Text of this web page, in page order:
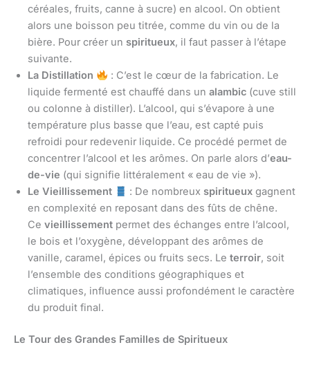
céréales, fruits, canne à sucre) en alcool. On obtient
alors une boisson peu titrée, comme du vin ou de la
bière. Pour créer un spiritueux, il faut passer à l’étape
suivante.
La Distillation
: C’est le cœur de la fabrication. Le
liquide fermenté est chauffé dans un alambic (cuve still
ou colonne à distiller). L’alcool, qui s’évapore à une
température plus basse que l’eau, est capté puis
refroidi pour redevenir liquide. Ce procédé permet de
concentrer l’alcool et les arômes. On parle alors d’eau-
de-vie (qui signifie littéralement « eau de vie »).
Le Vieillissement
: De nombreux spiritueuxgagnent
en complexité en reposant dans des fûts de chêne.
Ce vieillissement permet des échanges entre l’alcool,
le bois et l’oxygène, développant des arômes de
vanille, caramel, épices ou fruits secs. Le terroir, soit
l’ensemble des conditions géographiques et
climatiques, influence aussi profondément le caractère
du produit final.
Le Tour des Grandes Familles de Spiritueux